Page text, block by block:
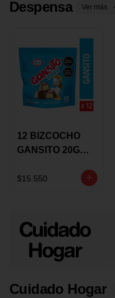
Despensa Ver más
12 BIZCOCHO
GANSITO 20G
MERMELADA
$15.550
Cuidado Hogar